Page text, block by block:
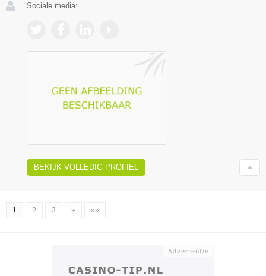
Sociale media:
BEKIJK VOLLEDIG PROFIEL
1 2 3 » »»